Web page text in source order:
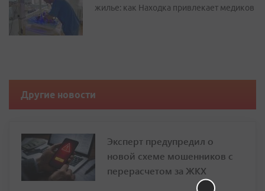
жилье: как Находка привлекает медиков
Другие новости
Эксперт предупредил о
новой схеме мошенников с
перерасчетом за ЖКХ